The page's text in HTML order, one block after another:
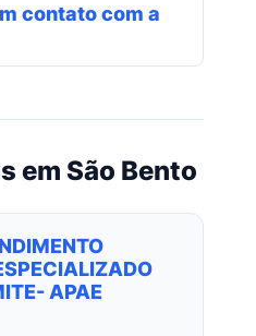
contato com a
em São Bento
APAE